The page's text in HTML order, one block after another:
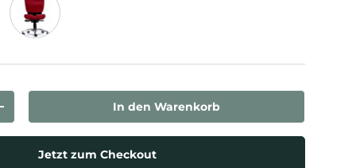
erhöhen In den Warenkorb
Jetzt zum Checkout